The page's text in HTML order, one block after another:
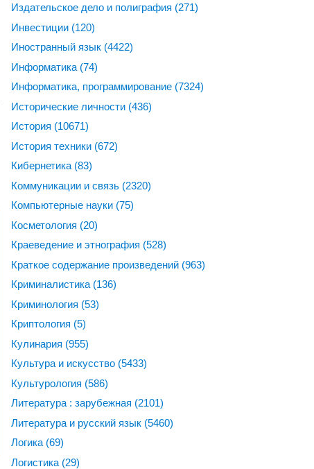
Издательское дело и полиграфия (271)
Инвестиции (120)
Иностранный язык (4422)
Информатика (74)
Информатика, программирование (7324)
Исторические личности (436)
История (10671)
История техники (672)
Кибернетика (83)
Коммуникации и связь (2320)
Компьютерные науки (75)
Косметология (20)
Краеведение и этнография (528)
Краткое содержание произведений (963)
Криминалистика (136)
Криминология (53)
Криптология (5)
Кулинария (955)
Культура и искусство (5433)
Культурология (586)
Литература : зарубежная (2101)
Литература и русский язык (5460)
Логика (69)
Логистика (29)